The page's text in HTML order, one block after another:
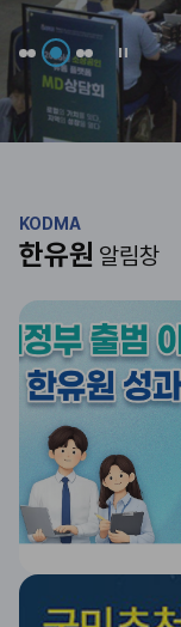
KODMA
한유원 알림창